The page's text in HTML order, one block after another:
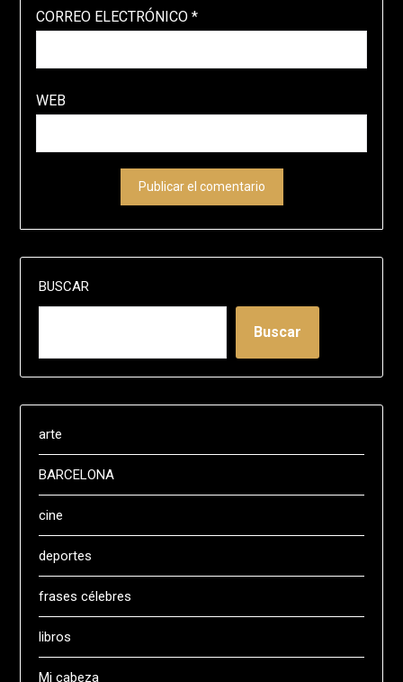
CORREO ELECTRÓNICO *
WEB
BUSCAR
Buscar
arte
BARCELONA
cine
deportes
frases célebres
libros
Mi cabeza